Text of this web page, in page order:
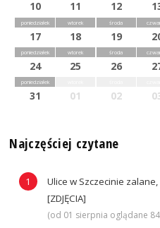
10 11 12
poniedziałek
17
wtorek
18
środa
19
poniedziałek
24
wtorek
25
środa
26
poniedziałek
31 01 02
Najczęściej czytane
Ulice w Szczecinie
[ZDJĘCIA]
(od 01 sierpnia oglądane